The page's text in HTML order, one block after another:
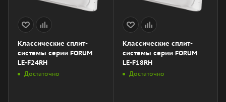
Классические сплит-
системы серии FORUM
LE-F24RH
Достаточно
Классические сплит-
системы серии FORUM
LE-F18RH
Достаточно